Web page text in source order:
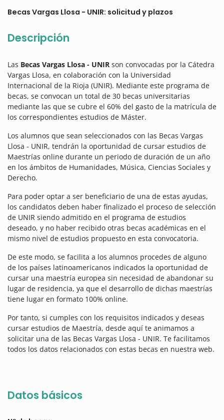
Becas Vargas Llosa - UNIR: solicitud y plazos
Descripción
Las Becas Vargas Llosa - UNIR son convocadas por la Cátedra
Vargas Llosa, en colaboración con la Universidad
Internacional de la Rioja (UNIR). Mediante este programa de
becas, se convocan un total de 30 becas universitarias
mediante las que se cubre el 60% del gasto de la matrícula de
los correspondientes estudios de Máster.
Los alumnos que sean seleccionados con las Becas Vargas
Llosa - UNIR, tendrán la oportunidad de cursar estudios de
Maestrías online durante un periodo de duración de un año
en los ámbitos de Humanidades, Música, Ciencias Sociales y
Derecho.
Para poder optar a ser beneficiario de una de estas ayudas,
los candidatos deben haber finalizado el proceso de selección
de UNIR siendo admitido en el programa de estudios
deseado, y no haber recibido otras becas académicas en el
mismo nivel de estudios propuesto en esta convocatoria.
De este modo, se facilita a los alumnos procedes de alguno
de los países latinoamericanos indicados la oportunidad de
cursar una maestría europea sin necesidad de abandonar su
lugar de residencia, ya que el desarrollo de dichas maestrías
tiene lugar en formato 100% online.
Por tanto, si cumples con los requisitos indicados y deseas
cursar estudios de Maestría, desde aquí te animamos a
solicitar una de las Becas Vargas Llosa - UNIR. Te facilitamos
todos los datos relacionados con estas becas en nuestra web.
Datos básicos